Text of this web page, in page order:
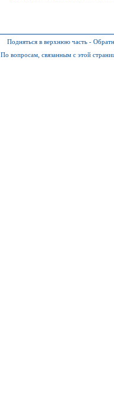
Подняться в верхнюю часть -
По вопросам, связанным с этой